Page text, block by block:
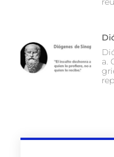
a.